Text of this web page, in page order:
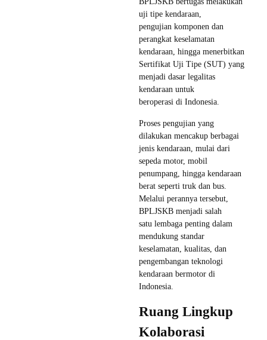
uji tipe kendaraan,
pengujian komponen dan
perangkat keselamatan
kendaraan, hingga menerbitkan
Sertifikat Uji Tipe (SUT) yang
menjadi dasar legalitas
kendaraan untuk
beroperasi di Indonesia.
Proses pengujian yang
dilakukan mencakup berbagai
jenis kendaraan, mulai dari
sepeda motor, mobil
penumpang, hingga kendaraan
berat seperti truk dan bus.
Melalui perannya tersebut,
BPLJSKB menjadi salah
satu lembaga penting dalam
mendukung standar
keselamatan, kualitas, dan
pengembangan teknologi
kendaraan bermotor di
Indonesia.
Ruang Lingkup
Kolaborasi